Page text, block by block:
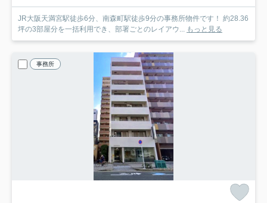
JR大阪天満宮駅徒歩6分、南森町駅徒歩9分の事務所物件です！ 約28.36
坪の3部屋分を一括利用でき、部署ごとのレイアウ... もっと見る
事務所